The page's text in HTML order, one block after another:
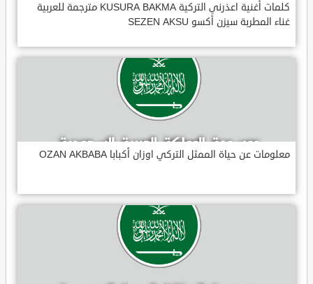
كلمات أغنية اعذرني التركية KUSURA BAKMA مترجمة للعربية
غناء المطربة سيزن أكسو SEZEN AKSU
معلومات عن حياة الممثل التركي اوزان أكبابا OZAN AKBABA